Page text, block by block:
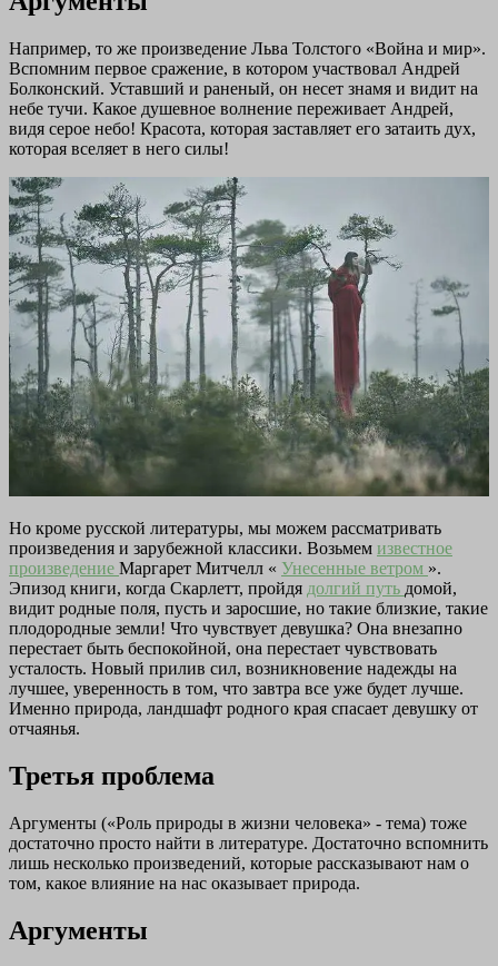
Например, то же произведение Льва Толстого «Война и мир».
Вспомним первое сражение, в котором участвовал Андрей
Болконский. Уставший и раненый, он несет знамя и видит на
небе тучи. Какое душевное волнение переживает Андрей,
видя серое небо! Красота, которая заставляет его затаить дух,
которая вселяет в него силы!
Но кроме русской литературы, мы можем рассматривать
произведения и зарубежной классики. Возьмем известное
произведение Маргарет Митчелл « Унесенные ветром ».
Эпизод книги, когда Скарлетт, пройдя долгий путь домой,
видит родные поля, пусть и заросшие, но такие близкие, такие
плодородные земли! Что чувствует девушка? Она внезапно
перестает быть беспокойной, она перестает чувствовать
усталость. Новый прилив сил, возникновение надежды на
лучшее, уверенность в том, что завтра все уже будет лучше.
Именно природа, ландшафт родного края спасает девушку от
отчаянья.
Третья проблема
Аргументы («Роль природы в жизни человека» - тема) тоже
достаточно просто найти в литературе. Достаточно вспомнить
лишь несколько произведений, которые рассказывают нам о
том, какое влияние на нас оказывает природа.
Аргументы